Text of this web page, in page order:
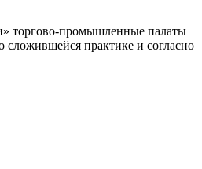
торгово-промышленные палаты
практике и согласно